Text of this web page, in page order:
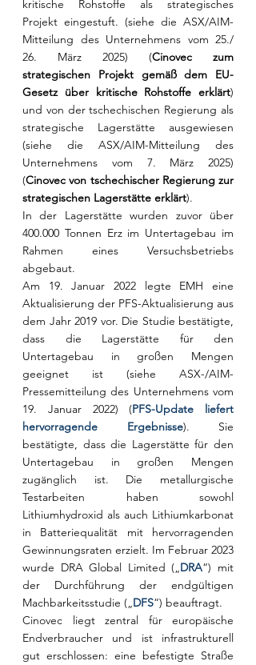
kritische Rohstoffe als strategisches
Projekt eingestuft. (siehe die ASX/AIM-
Mitteilung des Unternehmens vom 25./
26. März 2025) (Cinovec zum
strategischen Projekt gemäß dem EU-
Gesetz über kritische Rohstoffe erklärt)
und von der tschechischen Regierung als
strategische Lagerstätte ausgewiesen
(siehe die ASX/AIM-Mitteilung des
Unternehmens vom 7. März 2025)
(Cinovec von tschechischer Regierung zur
strategischen Lagerstätte erklärt).
In der Lagerstätte wurden zuvor über
400.000 Tonnen Erz im Untertagebau im
Rahmen eines Versuchsbetriebs
abgebaut.
Am 19. Januar 2022 legte EMH eine
Aktualisierung der PFS-Aktualisierung aus
dem Jahr 2019 vor. Die Studie bestätigte,
dass die Lagerstätte für den
Untertagebau in großen Mengen
geeignet ist (siehe ASX-/AIM-
Pressemitteilung des Unternehmens vom
19. Januar 2022) (PFS-Update liefert
hervorragende Ergebnisse). Sie
bestätigte, dass die Lagerstätte für den
Untertagebau in großen Mengen
zugänglich ist. Die metallurgische
Testarbeiten haben sowohl
Lithiumhydroxid als auch Lithiumkarbonat
in Batteriequalität mit hervorragenden
Gewinnungsraten erzielt. Im Februar 2023
wurde DRA Global Limited („DRA“) mit
der Durchführung der endgültigen
Machbarkeitsstudie („DFS“) beauftragt.
Cinovec liegt zentral für europäische
Endverbraucher und ist infrastrukturell
gut erschlossen: eine befestigte Straße